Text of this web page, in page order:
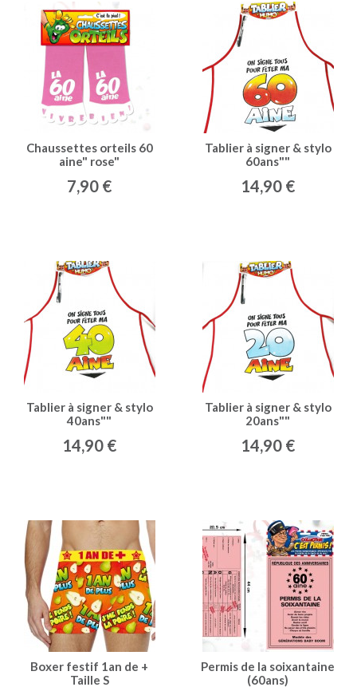
Chaussettes orteils 60
aine" rose"
7,90 €
Tablier à signer & stylo
60ans""
14,90 €
Tablier à signer & stylo
40ans""
14,90 €
Tablier à signer & stylo
20ans""
14,90 €
Boxer festif 1an de +
Taille S
Permis de la soixantaine
(60ans)